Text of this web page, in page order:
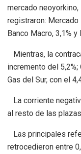
mercado
registraron: Mercado
Banco Macro, 3,1% y
Mientras, la
incremento del
Gas del Sur, con el
La corriente
al resto de las
Las principales
retrocedieron entre